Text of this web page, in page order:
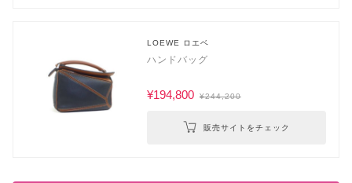
LOEWE ロエベ
ハンドバッグ
¥194,800 ¥244,200
販売サイトをチェック